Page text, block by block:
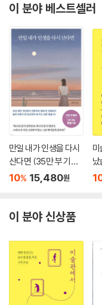
저자는 완벽한 건강을 추
건강하고 행복한 삶을 어
탕으로 조곤조곤 독자를
하지 않고 “어딘지 조금은
행복한”(11면) 생활을 구
과잉된 건강 패러다임을
있는 고립·은둔 청년에게
기”(35면)를 처방하고, 치
약제 대신 돌봄을 누가 어
을 터놓고 상의해보기를 권
독자들이 당장 따라 해보고
병원을 알아보는 방법과
법 등 환자들이 궁금해하는
자 만들어내는 사회에서
고 싶은 이들을 위한, 깊은
라 할 만하다.
이 분야 베스트셀러
만일 내가 인생을 다시
산다면 (35만 부 기념
스페셜 에디션)
10% 15,480원
이 분야 신상품